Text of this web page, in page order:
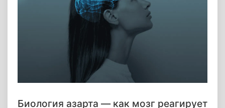
Биология азарта — как мозг реагирует